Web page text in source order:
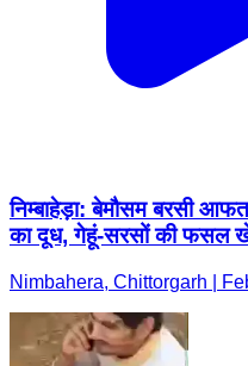
निम्बाहेड़ा: बेमौसम बरसी
का दूध, गेहूं-सरसों की फसल
Nimbahera, Chittorgarh |